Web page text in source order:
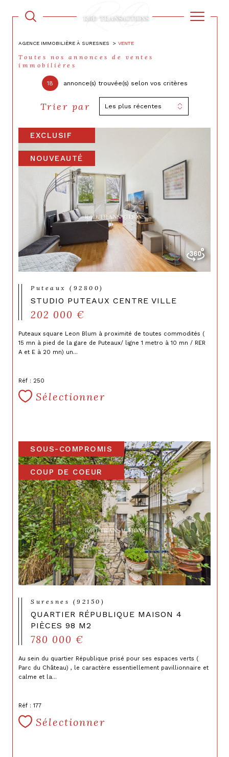
AGENCE IMMOBILIÈRE À SURESNES VENTE
Toutes nos annonces de ventes
immobilières
18 annonce(s) trouvée(s) selon vos critères
Trier par Les plus récentes
EXCLUSIF
NOUVEAUTÉ
Puteaux (92800)
STUDIO PUTEAUX CENTRE VILLE
202 000 €
Puteaux square Leon Blum à proximité de toutes commodités (
15 mn à pied de la gare de Puteaux/ ligne 1 metro à 10 mn / RER
A et E à 20 mn) un...
Réf : 250
Sélectionner
SOUS-COMPROMIS
COUP DE COEUR
Suresnes (92150)
QUARTIER RÉPUBLIQUE MAISON 4
PIÈCES 98 M2
780 000 €
Au sein du quartier République prisé pour ses espaces verts (
Parc du Château) , le caractère essentiellement pavillionnaire et
calme et la...
Réf : 177
Sélectionner